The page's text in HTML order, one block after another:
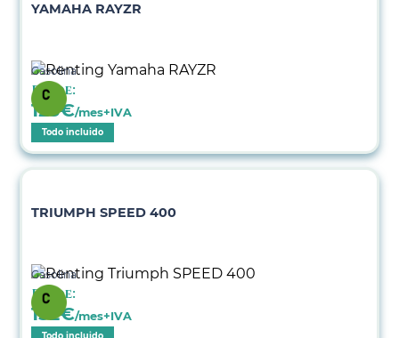
YAMAHA RAYZR
Gasolina
Desde:
123€/mes+IVA
Todo incluido
TRIUMPH SPEED 400
Gasolina
Desde:
152€/mes+IVA
Todo incluido